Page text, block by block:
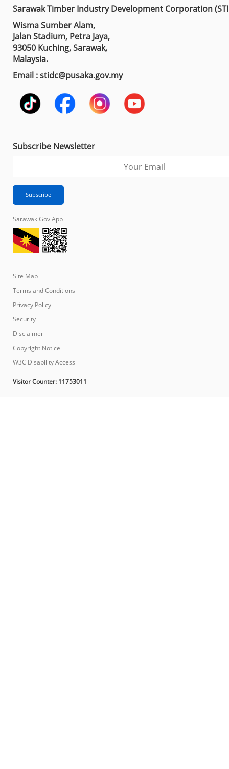
Sarawak Timber Industry Development Corporation
Wisma Sumber Alam,
Jalan Stadium, Petra Jaya,
93050 Kuching, Sarawak,
Malaysia.
Email : stidc@pusaka.gov.my
Subscribe Newsletter
Sarawak Gov App
Site Map
Terms and Conditions
Privacy Policy
Security
Disclaimer
Copyright Notice
W3C Disability Access
Visitor Counter: 11753011